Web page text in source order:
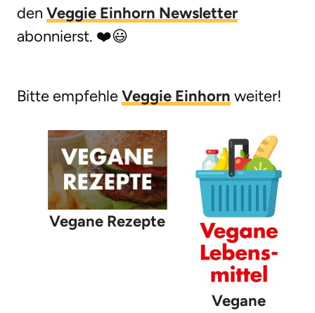
den Veggie Einhorn Newsletter
abonnierst. ❤️😃
Bitte empfehleVeggie Einhorn weiter!
Vegane Rezepte
Vegane